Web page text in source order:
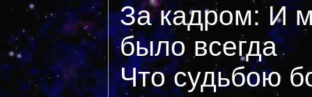
За кадром: И
было всегда
Что судьбою